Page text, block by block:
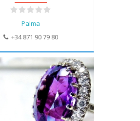
Palma
+34 871 90 79 80